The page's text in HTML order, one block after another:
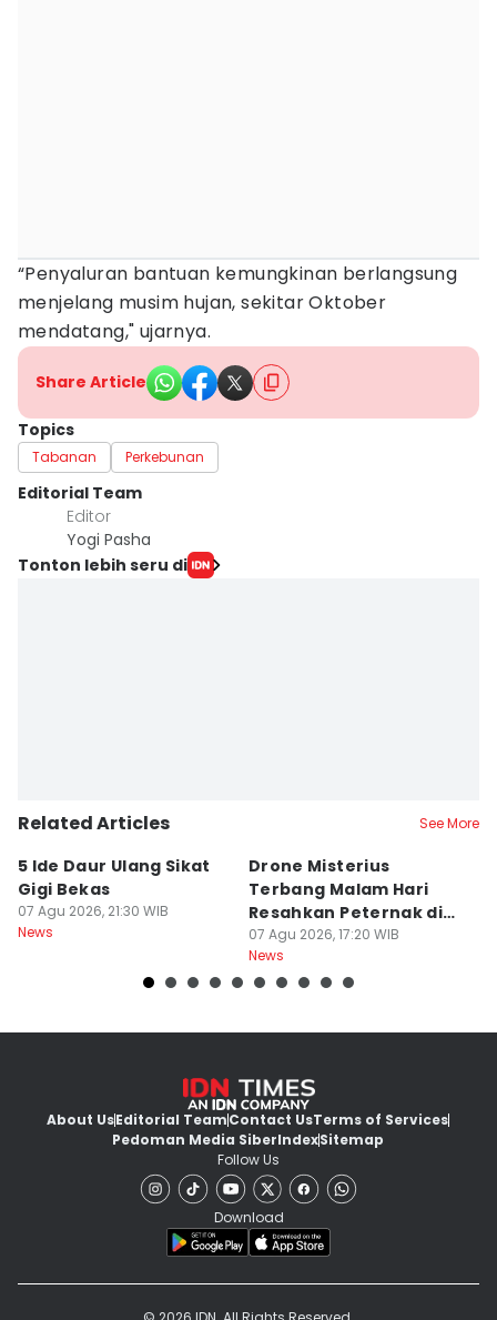
“Penyaluran bantuan kemungkinan berlangsung
menjelang musim hujan, sekitar Oktober
mendatang," ujarnya.
Share Article
Topics
Tabanan Perkebunan
Editorial Team
Editor
Yogi Pasha
Tonton lebih seru di
Related Articles See More
5 Ide Daur Ulang Sikat
Gigi Bekas
07 Agu 2026, 21:30 WIB
News
Drone Misterius
Terbang Malam Hari
Resahkan Peternak di
Marga Tabanan
07 Agu 2026, 17:20 WIB
News
About UsEditorial TeamContact UsTerms of Services
Pedoman Media SiberIndexSitemap
Follow Us
Download